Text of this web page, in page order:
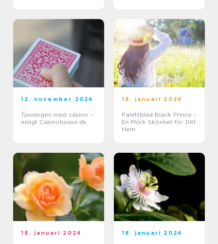
12. november 2024
Tjusningen med casino –
enligt Casinohouse.dk
18. januari 2024
Palettblad Black Prince –
En Mörk Skönhet för Ditt
Hem
18. januari 2024 18. januari 2024